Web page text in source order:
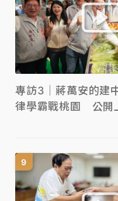
專訪3｜蔣萬安的建
律學霸戰桃園 公開